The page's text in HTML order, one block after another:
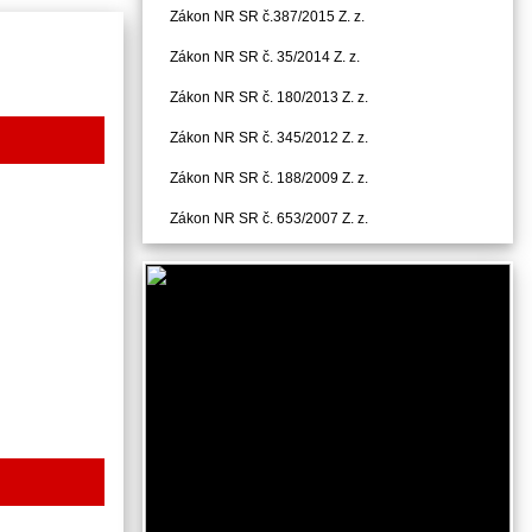
Zákon NR SR č.387/2015 Z. z.
Zákon NR SR č. 35/2014 Z. z.
Zákon NR SR č. 180/2013 Z. z.
Zákon NR SR č. 345/2012 Z. z.
Zákon NR SR č. 188/2009 Z. z.
Zákon NR SR č. 653/2007 Z. z.